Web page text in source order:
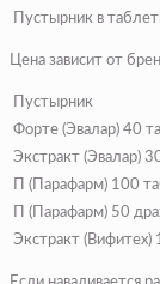
Пустырник в
Цена зависит от
Пустырник
Форте (Эвалар) 40
Экстракт (Эвалар)
П (Парафарм) 100
П (Парафарм) 50
Экстракт (Вифитех)